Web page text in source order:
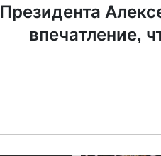
Президента
впечатление,